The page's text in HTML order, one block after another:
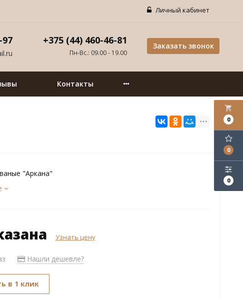
Личный кабинет
+375 (44) 460-46-81
Пн-Вс.: 09.00 - 19.00
Заказать звонок
Контакты
local_grocery_store
0
0
0
"Аркана"
Узнать цену
Нашли дешевле?
в 1 клик